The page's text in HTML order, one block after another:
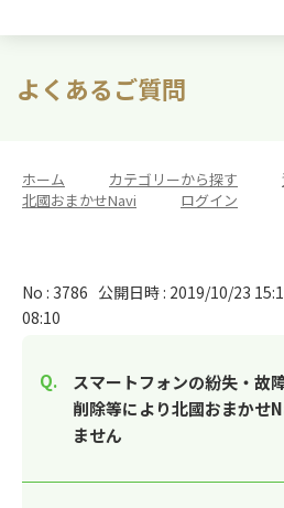
よくあるご質問
ホーム カテゴリーから探す
北國おまかせNavi
ログイン
No : 3786 公開日時 : 2019/10/23
08:10
スマートフォンの紛失・故
削除等により北國おまかせ
ません